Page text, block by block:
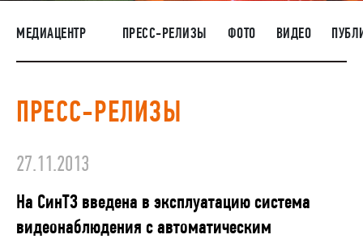
НАШИ ЛЮДИ
ОКРУЖАЮЩАЯ СРЕДА
РАСКРЫТИЕ ИНФОРМАЦИИ
ЗАКУПКИ
МЕДИАЦЕНТР ПРЕСС-РЕЛИЗЫ ФОТО ВИДЕО
ПРЕСС-РЕЛИЗЫ
27.11.2013
На СинТЗ введена в эксплуатацию система
видеонаблюдения с автоматическим